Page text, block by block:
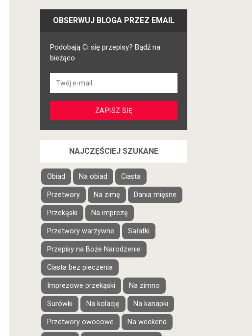
OBSERWUJ BLOGA PRZEZ EMAIL
Podobają Ci się przepisy? Bądź na
bieżąco
NAJCZĘŚCIEJ SZUKANE
Obiad Na obiad Ciasta
Przetwory Na zimę Dania mięsne
Przekąski Na imprezę
Przetwory warzywne Sałatki
Przepisy na Boże Narodzenie
Ciasta bez pieczenia
Imprezowe przekąski Na zimno
Surówki Na kolację Na kanapki
Przetwory owocowe Na weekend